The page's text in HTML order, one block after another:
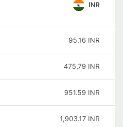
INR
95.16 INR
475.79 INR
951.59 INR
1,903.17 INR